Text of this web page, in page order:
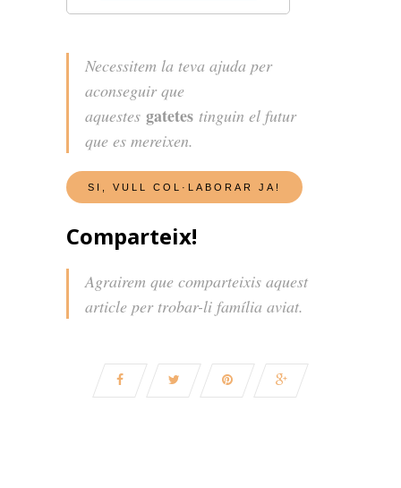
Necessitem la teva ajuda per
aconseguir que
aquestes gatetes tinguin el futur
que es mereixen.
Comparteix!
Agrairem que comparteixis aquest
article per trobar-li família aviat.